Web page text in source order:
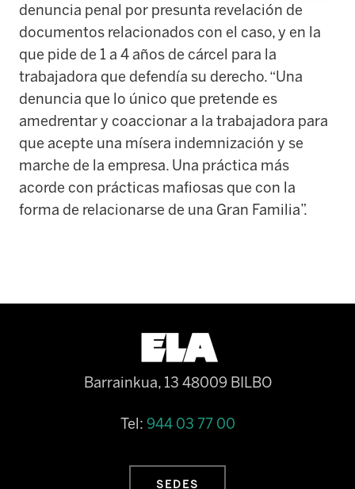
denuncia penal por presunta revelación de
documentos relacionados con el caso, y en la
que pide de 1 a 4 años de cárcel para la
trabajadora que defendía su derecho. “Una
denuncia que lo único que pretende es
amedrentar y coaccionar a la trabajadora para
que acepte una mísera indemnización y se
marche de la empresa. Una práctica más
acorde con prácticas mafiosas que con la
forma de relacionarse de una Gran Familia”.
Barrainkua, 13 48009 BILBO
Tel: 944 03 77 00
SEDES